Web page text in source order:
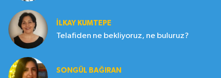
İLKAY KUMTEPE
Telafiden ne bekliyoruz, ne buluruz?
SONGÜL BAĞIRAN